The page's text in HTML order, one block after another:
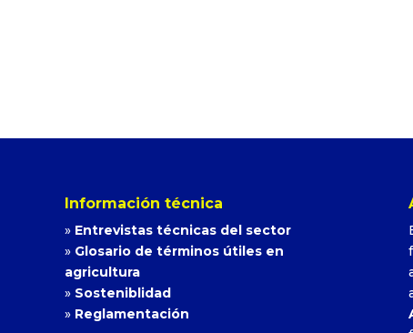
Información técnica
» Entrevistas técnicas del sector
» Glosario de términos útiles en
agricultura
» Sosteniblidad
» Reglamentación